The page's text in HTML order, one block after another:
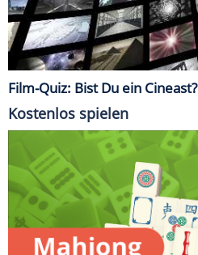
Film-Quiz: Bist Du ein Cineast?
Kostenlos spielen